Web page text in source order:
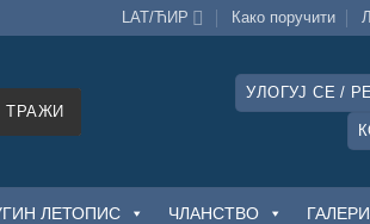
LAT/ЋИР Како поручити
ТРАЖИ
УЛОГУЈ СЕ /
ЛЕТОПИС ЧЛАНСТВО